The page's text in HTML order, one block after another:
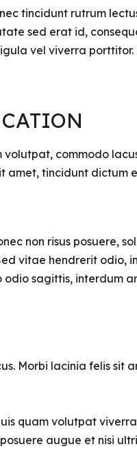
tincidunt rutrum
sed erat id,
vel viverra
commodo
tincidunt dictum
non risus posuere,
vitae hendrerit odio,
sagittis, interdum
Morbi lacinia felis sit
quam volutpat
augue et nisi